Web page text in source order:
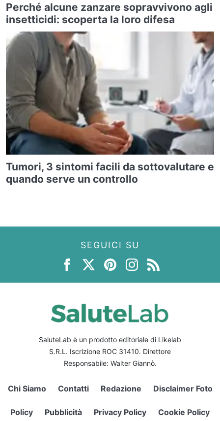
Perché alcune zanzare sopravvivono agli
insetticidi: scoperta la loro difesa
Tumori, 3 sintomi facili da sottovalutare e
quando serve un controllo
SEGUICI SU
SaluteLab è un prodotto editoriale di Likelab
S.R.L. Iscrizione ROC 31410. Direttore
Responsabile: Walter Giannò.
Chi Siamo Contatti Redazione Disclaimer Foto
Policy Pubblicità Privacy Policy Cookie Policy